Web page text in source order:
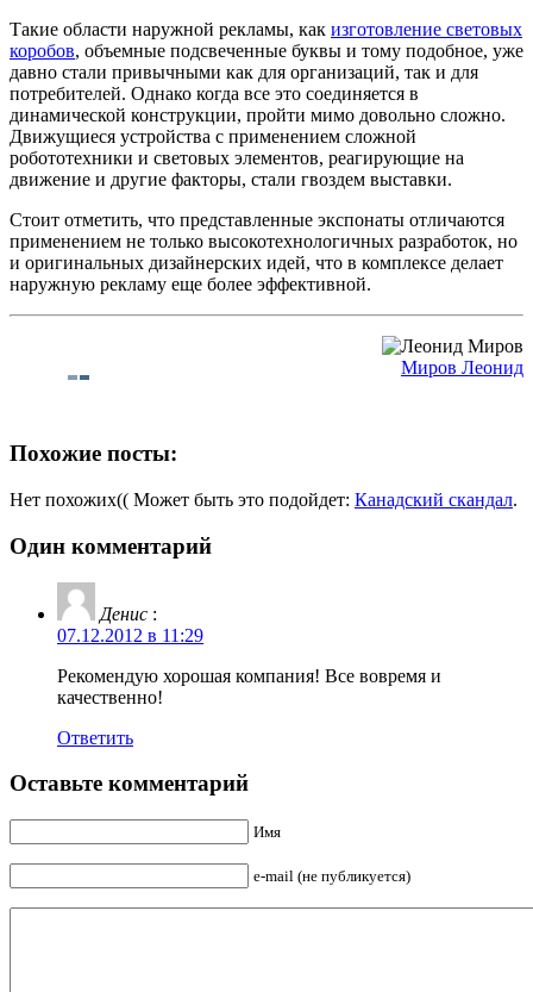
Такие области наружной рекламы, как изготовление световых
коробов, объемные подсвеченные буквы и тому подобное, уже
давно стали привычными как для организаций, так и для
потребителей. Однако когда все это соединяется в
динамической конструкции, пройти мимо довольно сложно.
Движущиеся устройства с применением сложной
робототехники и световых элементов, реагирующие на
движение и другие факторы, стали гвоздем выставки.
Стоит отметить, что представленные экспонаты отличаются
применением не только высокотехнологичных разработок, но
и оригинальных дизайнерских идей, что в комплексе делает
наружную рекламу еще более эффективной.
Миров Леонид
Похожие посты:
Нет похожих(( Может быть это подойдет: Канадский скандал.
Один комментарий
Денис :
07.12.2012 в 11:29
Рекомендую хорошая компания! Все вовремя и
качественно!
Ответить
Оставьте комментарий
Имя
e-mail (не публикуется)